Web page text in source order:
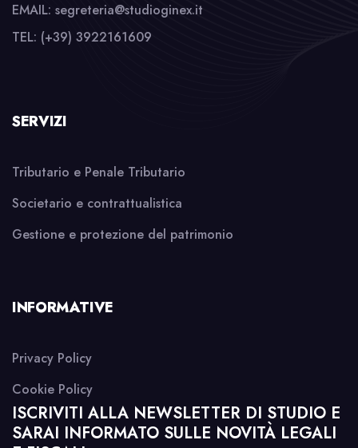
EMAIL: segreteria@studioginex.it
TEL: (+39) 3922161609
SERVIZI
Tributario e Penale Tributario
Societario e contrattualistica
Gestione e protezione del patrimonio
INFORMATIVE
Privacy Policy
Cookie Policy
ISCRIVITI ALLA NEWSLETTER DI STUDIO E
SARAI INFORMATO SULLE NOVITÀ LEGALI